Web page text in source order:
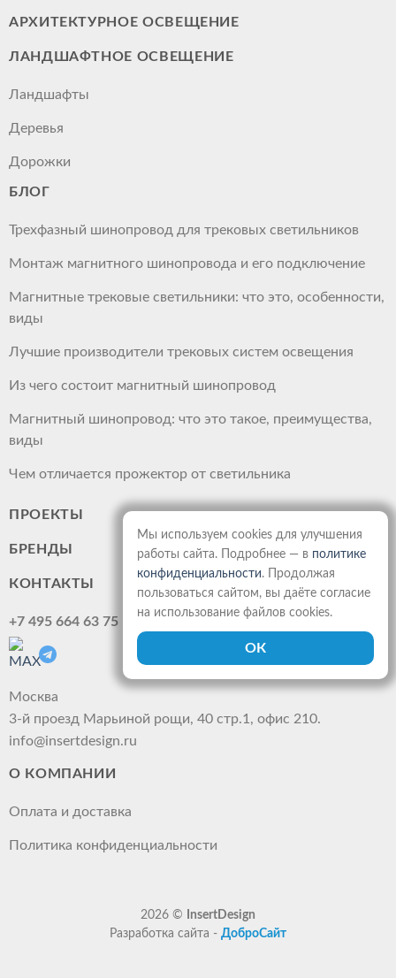
АРХИТЕКТУРНОЕ ОСВЕЩЕНИЕ
ЛАНДШАФТНОЕ ОСВЕЩЕНИЕ
Ландшафты
Деревья
Дорожки
БЛОГ
Трехфазный шинопровод для трековых светильников
Монтаж магнитного шинопровода и его подключение
Магнитные трековые светильники: что это, особенности,
виды
Лучшие производители трековых систем освещения
Из чего состоит магнитный шинопровод
Магнитный шинопровод: что это такое, преимущества,
виды
Чем отличается прожектор от светильника
ПРОЕКТЫ
БРЕНДЫ
КОНТАКТЫ
+7 495 664 63 75
Москва
3-й проезд Марьиной рощи, 40 стр.1, офис 210.
info@insertdesign.ru
О КОМПАНИИ
Оплата и доставка
Политика конфиденциальности
2026 ©
InsertDesign
Разработка сайта - ДоброСайт
Мы используем cookies для улучшения
работы сайта. Подробнее — в политике
конфиденциальности. Продолжая
пользоваться сайтом, вы даёте согласие
на использование файлов cookies.